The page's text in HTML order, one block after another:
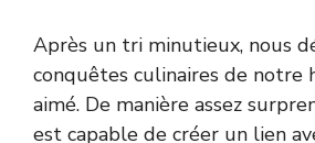
Après un tri minutieux, nous
conquêtes culinaires de notre
aimé. De manière assez
est capable de créer un lien